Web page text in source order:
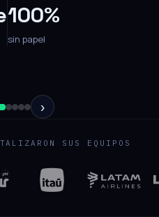
100%
sin papel
›
SUS EQUIPOS